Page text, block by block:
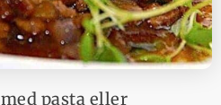
pasta eller